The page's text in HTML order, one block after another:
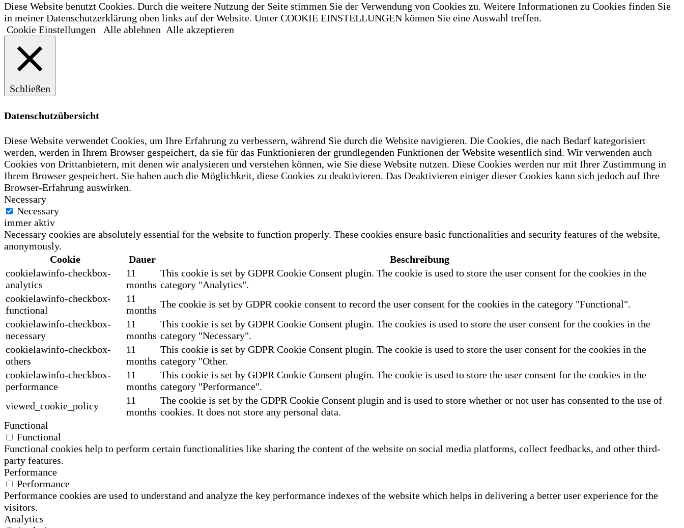
Diese Website benutzt Cookies. Durch die weitere Nutzung der Seite stimmen Sie der Verwendung von Cookies zu. Weitere Informationen zu Cookies finden Sie
in meiner Datenschutzerklärung oben links auf der Website. Unter COOKIE EINSTELLUNGEN können Sie eine Auswahl treffen.
Cookie Einstellungen
Alle ablehnen Alle akzeptieren
Schließen
Datenschutzübersicht
Diese Website verwendet Cookies, um Ihre Erfahrung zu verbessern, während Sie durch die Website navigieren. Die Cookies, die nach Bedarf kategorisiert
werden, werden in Ihrem Browser gespeichert, da sie für das Funktionieren der grundlegenden Funktionen der Website wesentlich sind. Wir verwenden auch
Cookies von Drittanbietern, mit denen wir analysieren und verstehen können, wie Sie diese Website nutzen. Diese Cookies werden nur mit Ihrer Zustimmung in
Ihrem Browser gespeichert. Sie haben auch die Möglichkeit, diese Cookies zu deaktivieren. Das Deaktivieren einiger dieser Cookies kann sich jedoch auf Ihre
Browser-Erfahrung auswirken.
Necessary
Necessary
immer aktiv
Necessary cookies are absolutely essential for the website to function properly. These cookies ensure basic functionalities and security features of the website,
anonymously.
Cookie
Dauer
Beschreibung
cookielawinfo-checkbox-
analytics
11
months
This cookie is set by GDPR Cookie Consent plugin. The cookie is used to store the user consent for the cookies in the
category "Analytics".
cookielawinfo-checkbox-
functional
11
months
The cookie is set by GDPR cookie consent to record the user consent for the cookies in the category "Functional".
cookielawinfo-checkbox-
necessary
11
months
This cookie is set by GDPR Cookie Consent plugin. The cookies is used to store the user consent for the cookies in the
category "Necessary".
cookielawinfo-checkbox-
others
11
months
This cookie is set by GDPR Cookie Consent plugin. The cookie is used to store the user consent for the cookies in the
category "Other.
cookielawinfo-checkbox-
performance
11
months
This cookie is set by GDPR Cookie Consent plugin. The cookie is used to store the user consent for the cookies in the
category "Performance".
viewed_cookie_policy
11
months
The cookie is set by the GDPR Cookie Consent plugin and is used to store whether or not user has consented to the use of
cookies. It does not store any personal data.
Functional
Functional
Functional cookies help to perform certain functionalities like sharing the content of the website on social media platforms, collect feedbacks, and other third-
party features.
Performance
Performance
Performance cookies are used to understand and analyze the key performance indexes of the website which helps in delivering a better user experience for the
visitors.
Analytics